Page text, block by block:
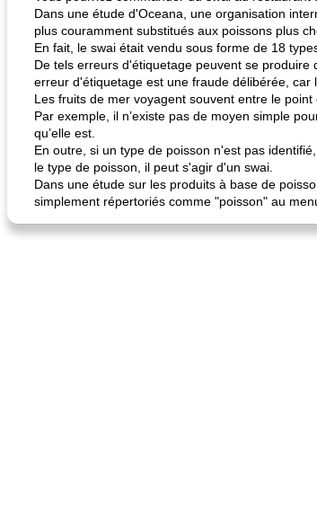
Dans une étude d'Oceana, une organisation
plus couramment substitués aux poissons plus
En fait, le swai était vendu sous forme de 18
De tels erreurs d'étiquetage peuvent se
erreur d'étiquetage est une fraude délibérée, car
Les fruits de mer voyagent souvent entre le
Par exemple, il n’existe pas de moyen simple
qu’elle est.
En outre, si un type de poisson n'est pas
le type de poisson, il peut s'agir d'un swai.
Dans une étude sur les produits à base de
simplement répertoriés comme "poisson" au